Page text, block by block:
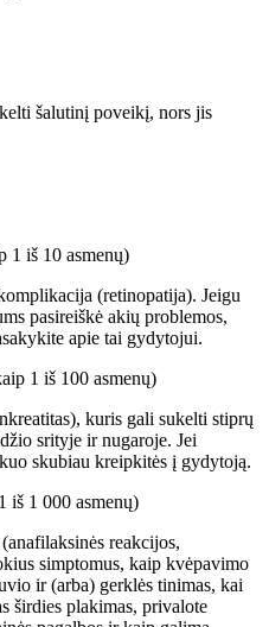
šalutinį poveikį, nors jis
1 iš 10 asmenų)
(retinopatija). Jeigu
pasireiškė akių problemos,
apie tai gydytojui.
1 iš 100 asmenų)
kuris gali sukelti stiprų
srityje ir nugaroje. Jei
skubiau kreipkitės į gydytoją.
iš 1 000 asmenų)
reakcijos,
simptomus, kaip kvėpavimo
ir (arba) gerklės tinimas, kai
širdies plakimas, privalote